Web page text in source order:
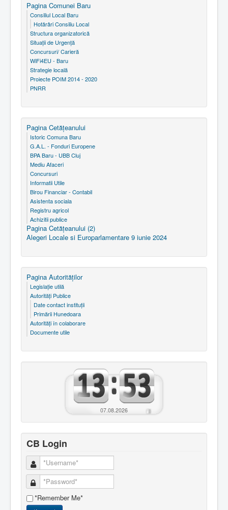
Pagina Comunei Baru
Consiliul Local Baru
Hotărâri Consiliu Local
Structura organizatorică
Situaţii de Urgenţă
Concursuri/ Carieră
WiFi4EU - Baru
Strategie locală
Proiecte POIM 2014 - 2020
PNRR
Pagina Cetăţeanului
Istoric Comuna Baru
G.A.L. - Fonduri Europene
BPA Baru - UBB Cluj
Mediu Afaceri
Concursuri
Informatii Utile
Birou Financiar - Contabil
Asistenta sociala
Registru agricol
Achizitii publice
Pagina Cetăţeanului (2)
Alegeri Locale si Europarlamentare 9 iunie 2024
Pagina Autorităţilor
Legislaţie utilă
Autorităţi Publice
Date contact instituţii
Primării Hunedoara
Autorităţi în colaborare
Documente utile
07.08.2026
CB Login
*Remember Me*